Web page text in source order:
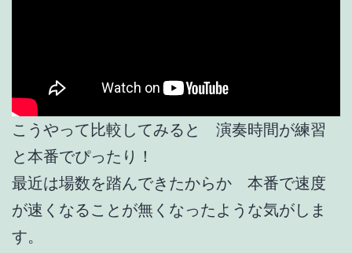
こうやって比較してみると 演奏時間が練習
と本番でぴったり！
最近は場数を踏んできたからか 本番で速度
が速くなることが無くなったような気がしま
す。